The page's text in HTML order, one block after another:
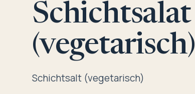
Schichtsalat
(vegetarisch)
Schichtsalt (vegetarisch)